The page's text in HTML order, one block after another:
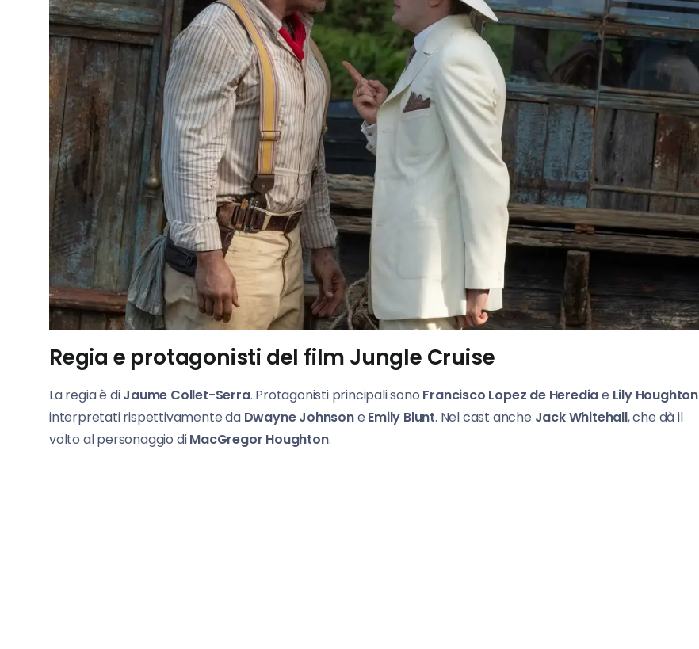
Regia e protagonisti del film Jungle Cruise
La regia è diJaume Collet-Serra. Protagonisti principali sono Francisco Lopez de Herediae Lily Houghton
interpretati rispettivamente da Dwayne Johnsone Emily Blunt. Nel cast anche Jack Whitehall, che dà il
volto al personaggio diMacGregor Houghton.